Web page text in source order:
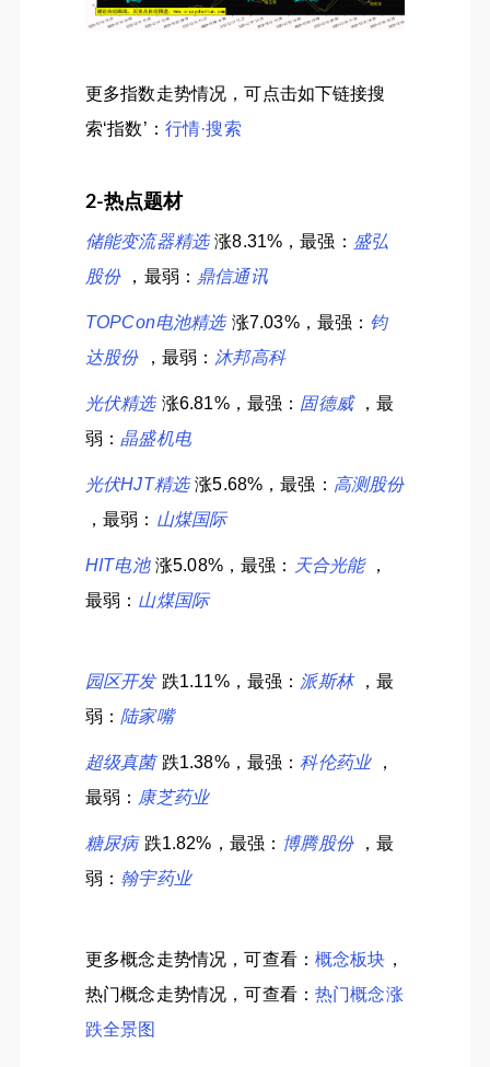
更多指数走势情况，可点击如下链接搜
索‘指数’： 行情·搜索
2-热点题材
储能变流器精选 涨8.31%，最强： 盛弘
股份
，最弱： 鼎信通讯
TOPCon电池精选 涨7.03%，最强： 钧
达股份
，最弱： 沐邦高科
光伏精选 涨6.81%，最强： 固德威
，最
弱： 晶盛机电
光伏HJT精选 涨5.68%，最强： 高测股份
，最弱： 山煤国际
HIT电池 涨5.08%，最强： 天合光能
，
最弱： 山煤国际
园区开发 跌1.11%，最强： 派斯林
，最
弱： 陆家嘴
超级真菌 跌1.38%，最强：科伦药业
，
最弱： 康芝药业
糖尿病 跌1.82%，最强： 博腾股份
，最
弱： 翰宇药业
更多概念走势情况，可查看：概念板块 ，
热门概念走势情况，可查看：热门概念涨
跌全景图